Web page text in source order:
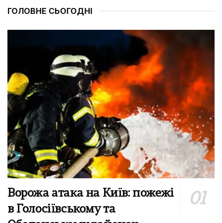
ГОЛОВНЕ СЬОГОДНІ
Ворожа атака на Київ: пожежі
в Голосіївському та